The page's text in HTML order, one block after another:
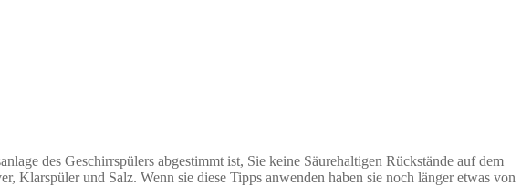
des Geschirrspülers abgestimmt ist, Sie keine Säurehaltigen Rückstände auf dem
Klarspüler und Salz. Wenn sie diese Tipps anwenden haben sie noch länger etwas von